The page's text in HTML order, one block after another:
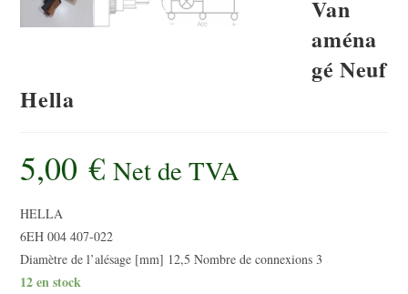
Van
aména
gé Neuf
Hella
5,00€ Net de TVA
HELLA
6EH 004 407-022
Diamètre de l’alésage [mm] 12,5 Nombre de connexions 3
12 en stock